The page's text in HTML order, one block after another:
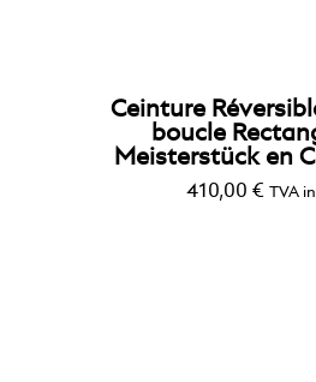
Ceinture
boucle
Meisterstück en
410,00 € TVA